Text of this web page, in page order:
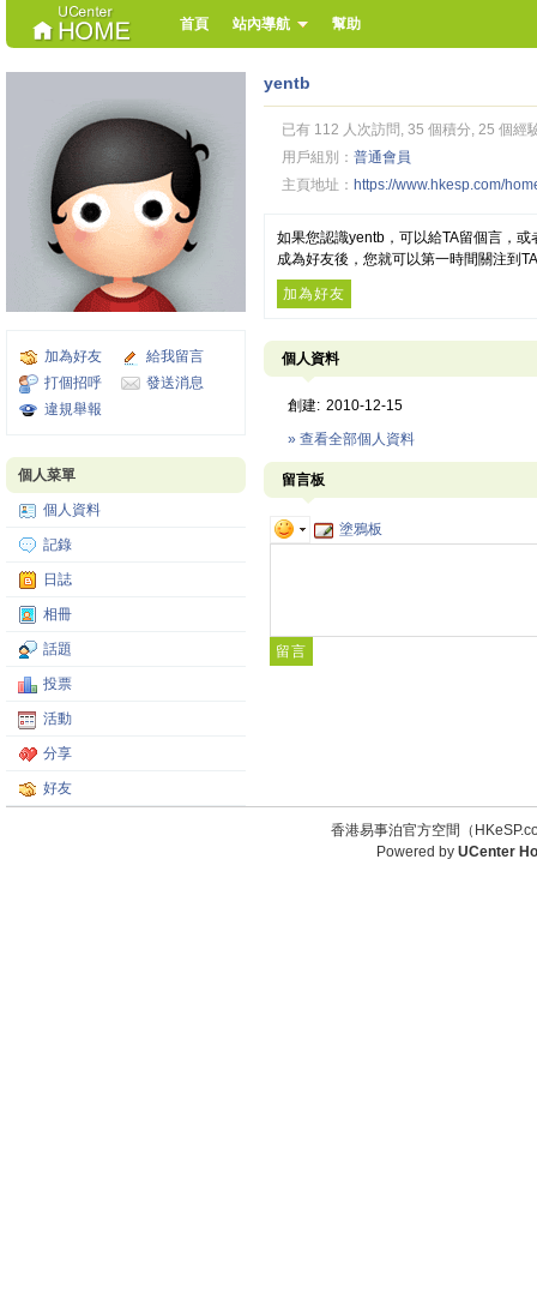
首頁 站內導航 幫助
加為好友
給我留言
打個招呼
發送消息
違規舉報
個人菜單
個人資料
記錄
日誌
相冊
話題
投票
活動
分享
好友
yentb
已有 112 人次訪問, 35 個積分, 25 個經
用戶組別： 普通會員
主頁地址： https://www.hkesp.com/
如果您認識yentb，可以給TA留個言，
成為好友後，您就可以第一時間關注到
加為好友
個人資料
創建: 2010-12-15
» 查看全部個人資料
留言板
塗鴉板
香港易事泊官方空間（
Powered by UCenter